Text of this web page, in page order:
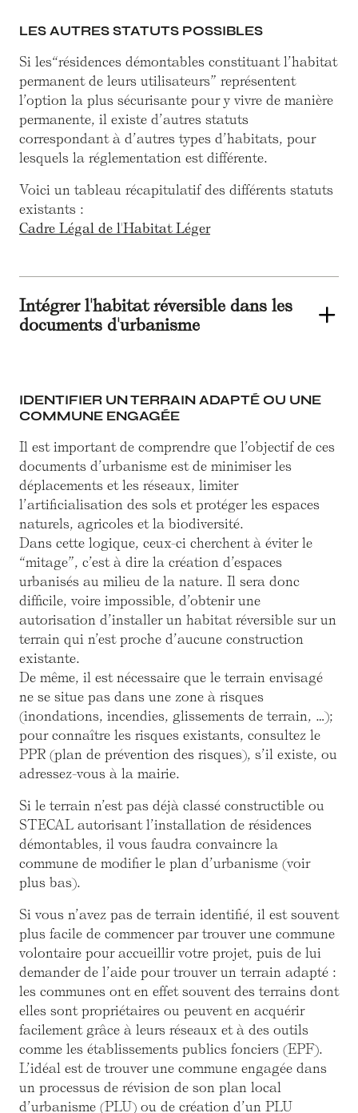
LES AUTRES STATUTS POSSIBLES
Si les“résidences démontables constituant l’habitat
permanent de leurs utilisateurs” représentent
l’option la plus sécurisante pour y vivre de manière
permanente, il existe d’autres statuts
correspondant à d’autres types d’habitats, pour
lesquels la réglementation est différente.
Voici un tableau récapitulatif des différents statuts
existants :
Cadre Légal de l'Habitat Léger
Intégrer l'habitat réversible dans les
documents d'urbanisme
IDENTIFIER UN TERRAIN ADAPTÉ OU UNE
COMMUNE ENGAGÉE
Il est important de comprendre que l’objectif de ces
documents d’urbanisme est de minimiser les
déplacements et les réseaux, limiter
l’artificialisation des sols et protéger les espaces
naturels, agricoles et la biodiversité.
Dans cette logique, ceux-ci cherchent à éviter le
“mitage”, c’est à dire la création d’espaces
urbanisés au milieu de la nature. Il sera donc
difficile, voire impossible, d’obtenir une
autorisation d’installer un habitat réversible sur un
terrain qui n’est proche d’aucune construction
existante.
De même, il est nécessaire que le terrain envisagé
ne se situe pas dans une zone à risques
(inondations, incendies, glissements de terrain, …);
pour connaître les risques existants, consultez le
PPR (plan de prévention des risques), s’il existe, ou
adressez-vous à la mairie.
Si le terrain n’est pas déjà classé constructible ou
STECAL autorisant l’installation de résidences
démontables, il vous faudra convaincre la
commune de modifier le plan d’urbanisme (voir
plus bas).
Si vous n’avez pas de terrain identifié, il est souvent
plus facile de commencer par trouver une commune
volontaire pour accueillir votre projet, puis de lui
demander de l’aide pour trouver un terrain adapté :
les communes ont en effet souvent des terrains dont
elles sont propriétaires ou peuvent en acquérir
facilement grâce à leurs réseaux et à des outils
comme les établissements publics fonciers (EPF).
L’idéal est de trouver une commune engagée dans
un processus de révision de son plan local
d’urbanisme (PLU) ou de création d’un PLU